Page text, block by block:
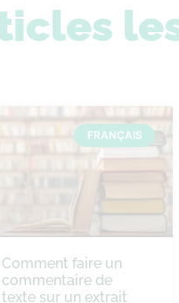
FRANÇAIS
Comment faire un
commentaire de
texte sur un extrait